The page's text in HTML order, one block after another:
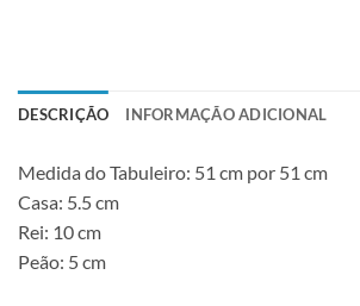
DESCRIÇÃO INFORMAÇÃO ADICIONAL
Medida do Tabuleiro: 51 cm por 51 cm
Casa: 5.5 cm
Rei: 10 cm
Peão: 5 cm